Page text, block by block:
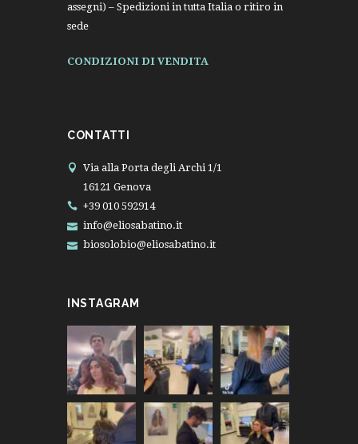
assegni) – Spedizioni in tutta Italia o ritiro in
sede
CONDIZIONI DI VENDITA
CONTATTI
Via alla Porta degli Archi 1/1
16121 Genova
+39 010 592914
info@eliosabatino.it
biosolobio@eliosabatino.it
INSTAGRAM